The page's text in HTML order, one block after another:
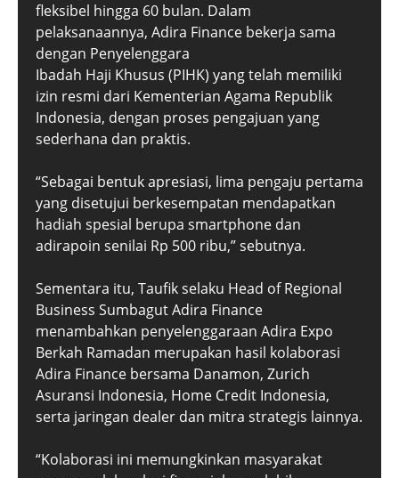
fleksibel hingga 60 bulan. Dalam
pelaksanaannya, Adira Finance bekerja sama
dengan Penyelenggara
Ibadah Haji Khusus (PIHK) yang telah memiliki
izin resmi dari Kementerian Agama Republik
Indonesia, dengan proses pengajuan yang
sederhana dan praktis.
“Sebagai bentuk apresiasi, lima pengaju pertama
yang disetujui berkesempatan mendapatkan
hadiah spesial berupa smartphone dan
adirapoin senilai Rp 500 ribu,” sebutnya.
Sementara itu, Taufik selaku Head of Regional
Business Sumbagut Adira Finance
menambahkan penyelenggaraan Adira Expo
Berkah Ramadan merupakan hasil kolaborasi
Adira Finance bersama Danamon, Zurich
Asuransi Indonesia, Home Credit Indonesia,
serta jaringan dealer dan mitra strategis lainnya.
“Kolaborasi ini memungkinkan masyarakat